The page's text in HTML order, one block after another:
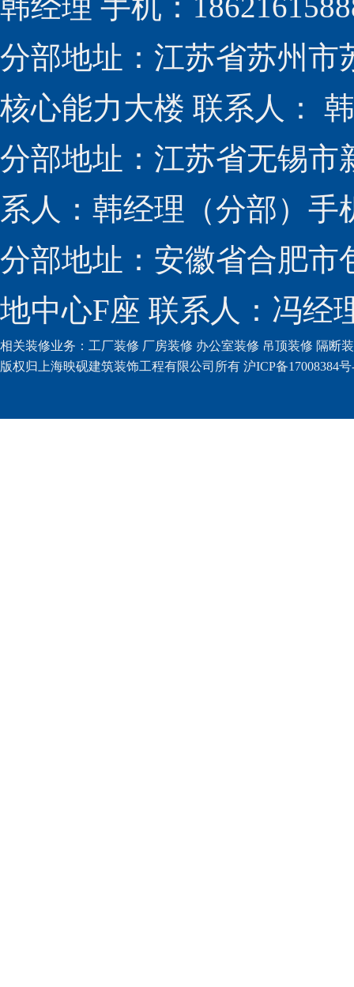
分部地址：江苏省苏州市
核心能力大楼 联系人：
分部地址：江苏省无锡市
系人：韩经理（分部）手
分部地址：安徽省合肥市
地中心F座 联系人：冯经
相关装修业务： 工厂装修 厂房装修 办公室装修 吊顶装修 隔断
版权归上海映砚建筑装饰工程有限公司所有 沪ICP备17008384号